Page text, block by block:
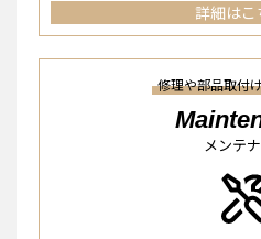
詳細はこ
修理や部品取付
メンテ